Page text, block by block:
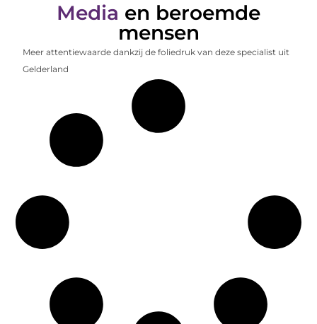
Media en beroemde
mensen
Meer attentiewaarde dankzij de foliedruk van deze specialist uit
Gelderland